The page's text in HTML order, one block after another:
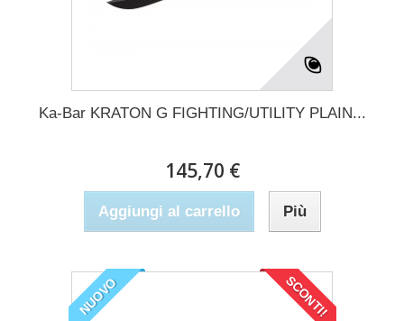
Ka-Bar KRATON G FIGHTING/UTILITY PLAIN...
145,70 €
Aggiungi al carrello Più
NUOVO SCONTI!